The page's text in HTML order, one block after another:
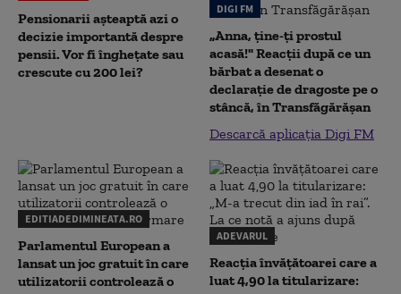
Pensionarii așteaptă azi o
decizie importantă despre
pensii. Vor fi înghețate sau
crescute cu 200 lei?
DIGI FM
„Anna, ţine-ţi prostul
acasă!" Reacţii după ce un
bărbat a desenat o
declaraţie de dragoste pe o
stâncă, în Transfăgărăşan
Descarcă aplicația Digi FM
EDITIADEDIMINEATA.RO
Parlamentul European a
lansat un joc gratuit în care
utilizatorii controlează o
ADEVARUL
Reacția învățătoarei care a
luat 4,90 la titularizare: